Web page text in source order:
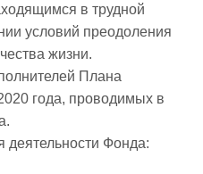
в трудной
условий преодоления
жизни.
Плана
года, проводимых в
деятельности Фонда: